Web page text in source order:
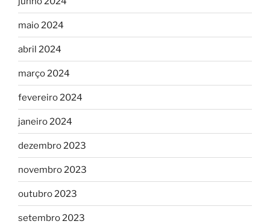
maio 2024
abril 2024
março 2024
fevereiro 2024
janeiro 2024
dezembro 2023
novembro 2023
outubro 2023
setembro 2023